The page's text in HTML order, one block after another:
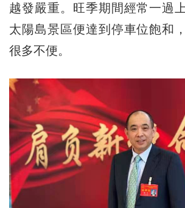
越發嚴重。旺季期間經常一過
太陽島景區便達到停車位飽和
很多不便。